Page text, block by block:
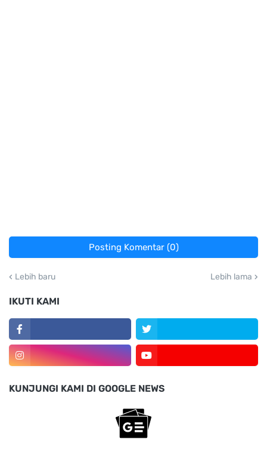
Posting Komentar (0)
Lebih baru Lebih lama
IKUTI KAMI
KUNJUNGI KAMI DI GOOGLE NEWS